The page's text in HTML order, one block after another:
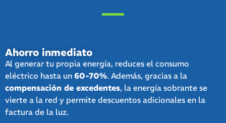
Ahorro inmediato
Al generar tu propia energía, reduces el consumo
eléctrico hasta un 60-70%. Además, gracias a la
compensación de excedentes, la energía sobrante se
vierte a la red y permite descuentos adicionales en la
factura de la luz.